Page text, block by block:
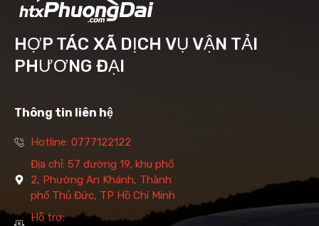
HỢP TÁC XÃ DỊCH VỤ VẬN TẢI
PHƯƠNG ĐẠI
Thông tin liên hệ
Hotline: 0777122122
Địa chỉ: 57 đường 19, khu phố
2, Phường An Khánh, Thành
phố Thủ Đức, TP Hồ Chí Minh
Hỗ trợ: